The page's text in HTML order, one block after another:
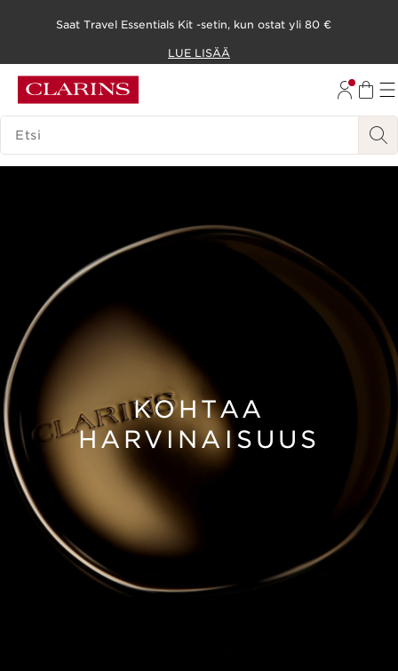
SIIRRY SISÄLTÖÖN
SIIRRY ALATUNNISTEESEEN
Saat Travel Essentials Kit -setin, kun ostat yli 80 €
LUE LISÄÄ
HAKUHISTORIA
KOHTAA
HARVINAISUUS